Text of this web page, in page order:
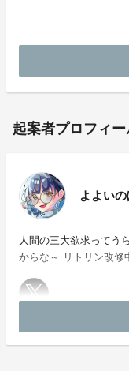
所等へのお問い合
起案者プロフィー
よよい
人間の三大欲求ってう
からな～ リトリン改修